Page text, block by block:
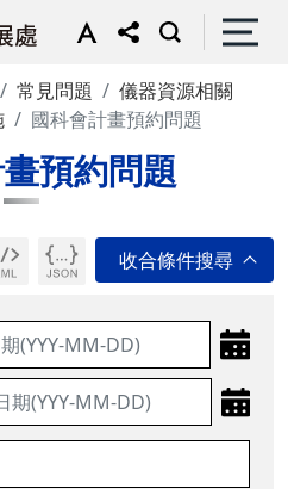
常見問題
儀器資源相關
國科會計畫預約問題
預約問題